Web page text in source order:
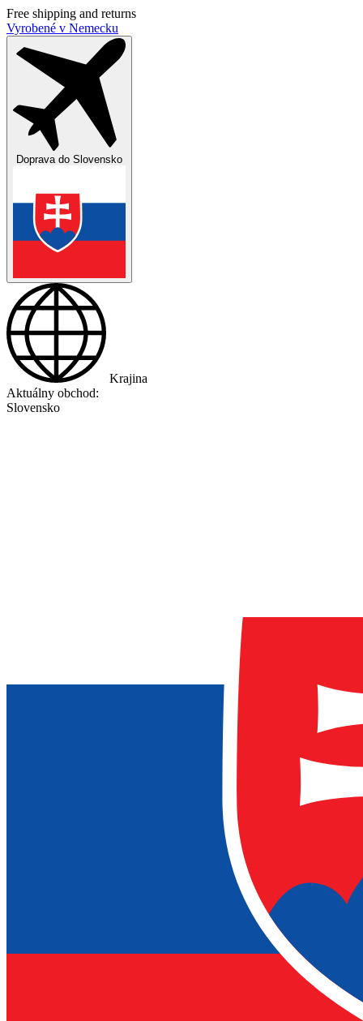
Free shipping and returns
Vyrobené v Nemecku
Doprava do Slovensko
Krajina
Aktuálny obchod:
Slovensko